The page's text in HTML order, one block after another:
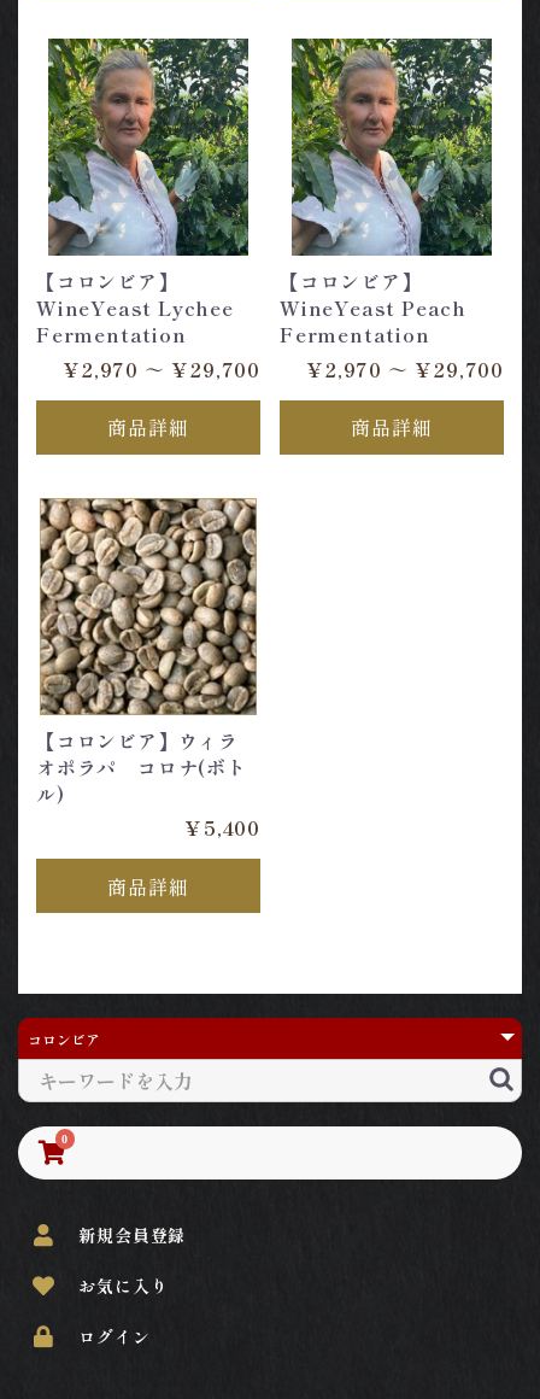
0
新規会員登録
お気に入り
ログイン
【コロンビア】
WineYeast Lychee
Fermentation
￥2,970 ～ ￥29,700
商品詳細
【コロンビア】
WineYeast Peach
Fermentation
￥2,970 ～ ￥29,700
商品詳細
【コロンビア】ウィラ
オポラパ コロナ(ボト
ル)
￥5,400
商品詳細